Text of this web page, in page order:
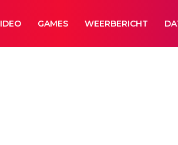
GAMES WEERBERICHT